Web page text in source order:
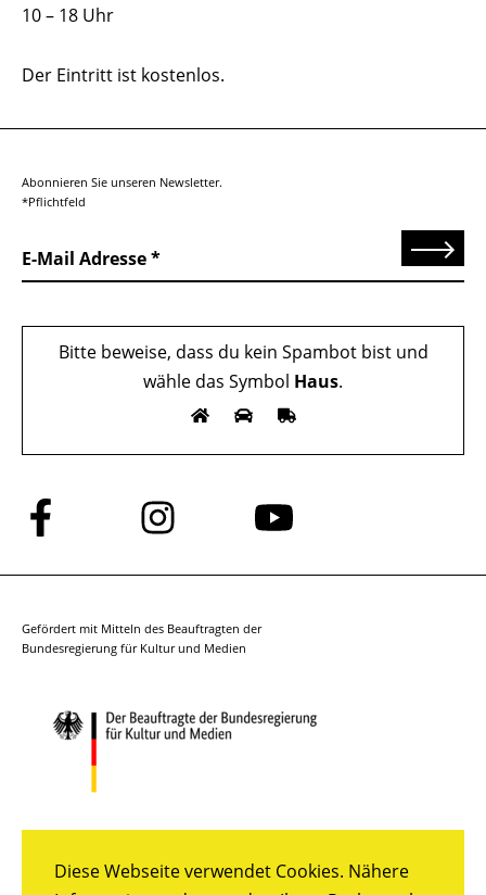
Diese Webseite verwendet Cookies. Nähere
10 – 18 Uhr
Der Eintritt ist kostenlos.
Abonnieren Sie unseren Newsletter.
*Pflichtfeld
E-Mail Adresse Senden
Bitte beweise, dass du kein Spambot bist und
wähle das Symbol Haus.
Folge
uns
auf
Folge
uns
auf
Folge
auf
Gefördert mit Mitteln des Beauftragten der
Bundesregierung für Kultur und Medien